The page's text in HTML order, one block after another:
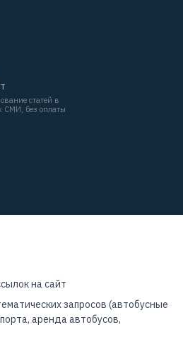
статей в
СМИ, без оплаты
на сайт
запросов (автобусные
аренда автобусов,